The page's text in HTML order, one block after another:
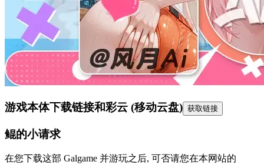
游戏本体下载链接和彩云 (移动云盘) 获取链接
鲲的小请求
在您下载这部 Galgame 并游玩之后, 可否请您在本网站的